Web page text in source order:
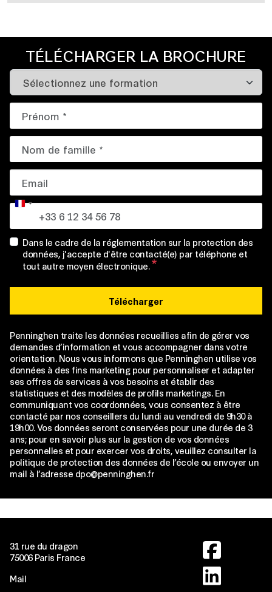
TÉLÉCHARGER LA BROCHURE
France
Dans le cadre de la réglementation sur la protection des
données, j'accepte d'être contacté(e) par téléphone et
tout autre moyen électronique.
Télécharger
Penninghen traite les données recueillies afin de gérer vos
demandes d’information et vous accompagner dans votre
orientation. Nous vous informons que Penninghen utilise vos
données à des fins marketing pour personnaliser et adapter
ses offres de services à vos besoins et établir des
statistiques et des modèles de profils marketings. En
communiquant vos coordonnées, vous consentez à être
contacté par nos conseillers du lundi au vendredi de 9h30 à
19h00. Vos données seront conservées pour une durée de 3
ans; pour en savoir plus sur la gestion de vos données
personnelles et pour exercer vos droits, veuillez consulter la
politique de protection des données de l’école ou envoyer un
mail à l’adresse dpo@penninghen.fr
31 rue du dragon
75006 Paris France
Mail
Image
Image